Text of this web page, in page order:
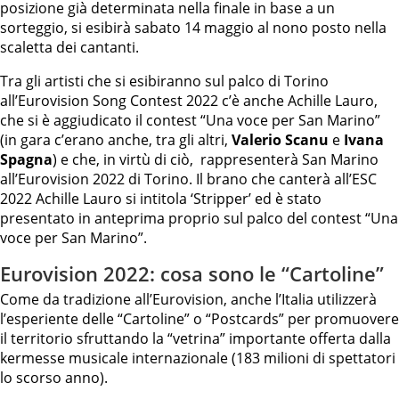
posizione già determinata nella finale in base a un
sorteggio, si esibirà sabato 14 maggio al nono posto nella
scaletta dei cantanti.
Tra gli artisti che si esibiranno sul palco di Torino
all’Eurovision Song Contest 2022 c’è anche Achille Lauro,
che si è aggiudicato il contest “Una voce per San Marino”
(in gara c’erano anche, tra gli altri, Valerio Scanu e Ivana
Spagna) e che, in virtù di ciò, rappresenterà San Marino
all’Eurovision 2022 di Torino. Il brano che canterà all’ESC
2022 Achille Lauro si intitola ‘Stripper’ ed è stato
presentato in anteprima proprio sul palco del contest “Una
voce per San Marino”.
Eurovision 2022: cosa sono le “Cartoline”
Come da tradizione all’Eurovision, anche l’Italia utilizzerà
l’esperiente delle “Cartoline” o “Postcards” per promuovere
il territorio sfruttando la “vetrina” importante offerta dalla
kermesse musicale internazionale (183 milioni di spettatori
lo scorso anno).